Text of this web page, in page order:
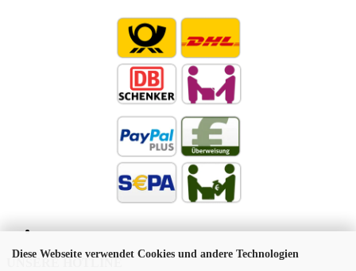
Diese Webseite verwendet Cookies und andere Technologien